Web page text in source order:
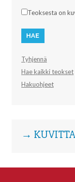
Teoksesta on
Tyhjennä
Hae kaikki teokset
Hakuohjeet
→